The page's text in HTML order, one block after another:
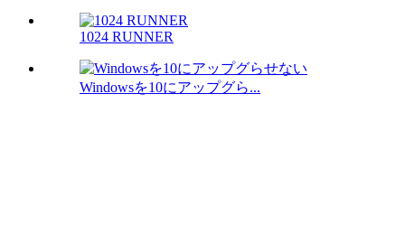
1024 RUNNER
Windowsを10にアップグら...